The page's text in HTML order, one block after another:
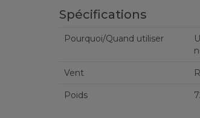
Spécifications
Pourquoi/Quand utiliser
Vent
Poids